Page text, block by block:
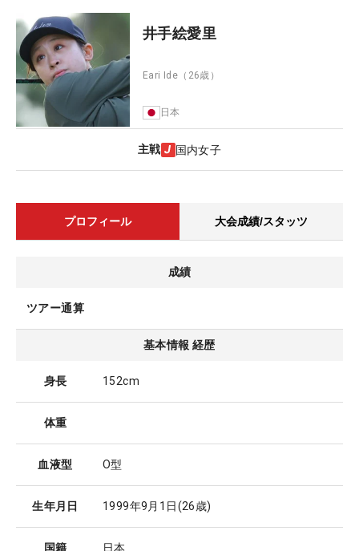
井手絵愛里
Eari Ide （26歳）
日本
主戦 国内女子
プロフィール 大会成績/スタッツ
成績
ツアー通算
基本情報 経歴
身長 152cm
体重
血液型 O型
生年月日 1999年9月1日(26歳)
国籍 日本